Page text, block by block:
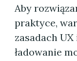
Aby
praktyce,
zasadach
ładowanie